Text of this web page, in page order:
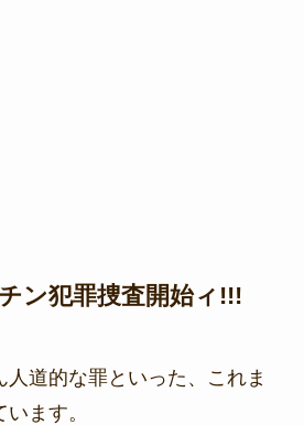
ン犯罪捜査開始ィ!!!
人道的な罪といった、これま
ます。